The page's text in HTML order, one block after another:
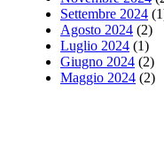
Settembre 2024
Agosto 2024 (2)
Luglio 2024 (1)
Giugno 2024 (2)
Maggio 2024 (2)